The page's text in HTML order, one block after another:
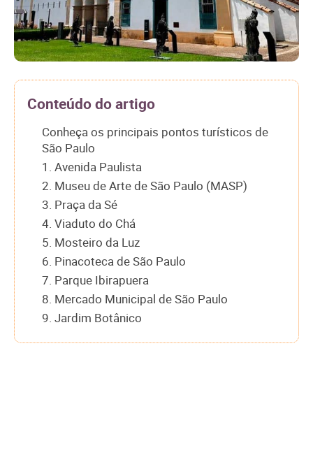
Conteúdo do artigo
Conheça os principais pontos turísticos de
São Paulo
1. Avenida Paulista
2. Museu de Arte de São Paulo (MASP)
3. Praça da Sé
4. Viaduto do Chá
5. Mosteiro da Luz
6. Pinacoteca de São Paulo
7. Parque Ibirapuera
8. Mercado Municipal de São Paulo
9. Jardim Botânico